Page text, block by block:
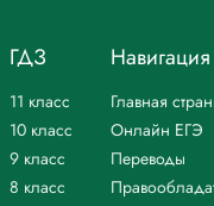
ГДЗ
11 класс
10 класс
9 класс
8 класс
Навигация
Главная
Онлайн ЕГЭ
Переводы